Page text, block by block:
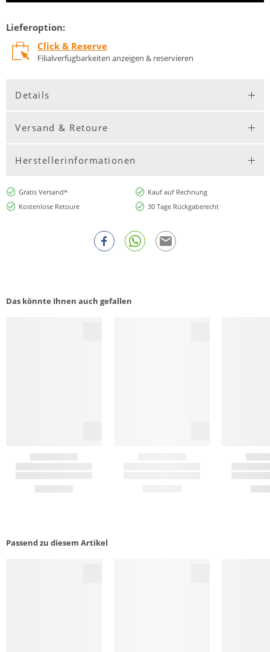
Lieferoption:
Click & Reserve
Filialverfügbarkeiten anzeigen & reservieren
Details
Versand & Retoure
Herstellerinformationen
Gratis Versand*
Kauf auf Rechnung
Kostenlose Retoure
30 Tage Rückgaberecht
Das könnte Ihnen auch gefallen
Passend zu diesem Artikel